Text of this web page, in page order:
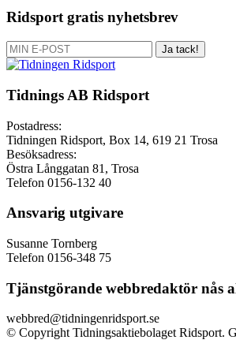
Ridsport gratis nyhetsbrev
Ja tack!
Tidnings AB Ridsport
Postadress:
Tidningen Ridsport, Box 14, 619 21 Trosa
Besöksadress:
Östra Långgatan 81, Trosa
Telefon 0156-132 40
Ansvarig utgivare
Susanne Tornberg
Telefon 0156-348 75
Tjänstgörande webbredaktör nås
webbred@tidningenridsport.se
© Copyright Tidningsaktiebolaget Ridsport.